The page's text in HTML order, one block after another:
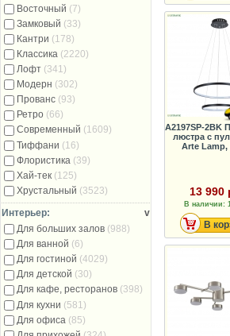
Восточный (7)
Замковый (33)
Кантри (178)
Классика (2220)
Лофт (341)
Модерн (302)
Прованс (93)
Ретро (66)
Современный (1609)
Тиффани (16)
Флористика (39)
Хай-тек (125)
Хрустальный (3523)
Интерьер:
v
Для больших залов (988)
Для ванной (6)
Для гостиной (4029)
Для детской (30)
Для кафе, ресторанов (398)
Для кухни (581)
Для офиса (85)
A2197SP-2BK
люстра с
Arte Lamp,
13 990
В наличии:
В